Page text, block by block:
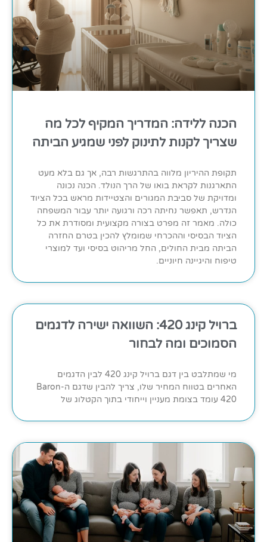
הכנה ללידה: המדריך המקיף לכל מה
שצריך לקנות לתינוק לפני שמגיע הביתה
תקופת ההיריון מלווה בהתרגשות רבה, אך גם בלא מעט
התארגנות לקראת בואו של הרך הנולד. הכנה נכונה
ומדויקת של סביבת המגורים והצטיידות מראש בכל הציוד
הנדרש, תאפשר נחיתה רכה ורגועה יותר עבור המשפחה
כולה. מאמר זה מפרט בצורה מקצועית ומסודרת את כל
הציוד הבסיסי וההכרחי שמומלץ להכין בטרם החזרה
הביתה מבית החולים, החל מריהוט בסיסי ועד למוצרי
טיפוח והיגיינה חיוניים.
ברויל קינג 420: השוואה ישירה לדגמים
הסמוכים ומה לבחור
מי שמתלבט בין דגם ברויל קינג 420 לבין הדגמים
האחרים בטווח המחיר שלו, צריך להבין שדגם ה-Baron
420 עומד בצומת מעניין וייחודי בתוך הקטלוג של